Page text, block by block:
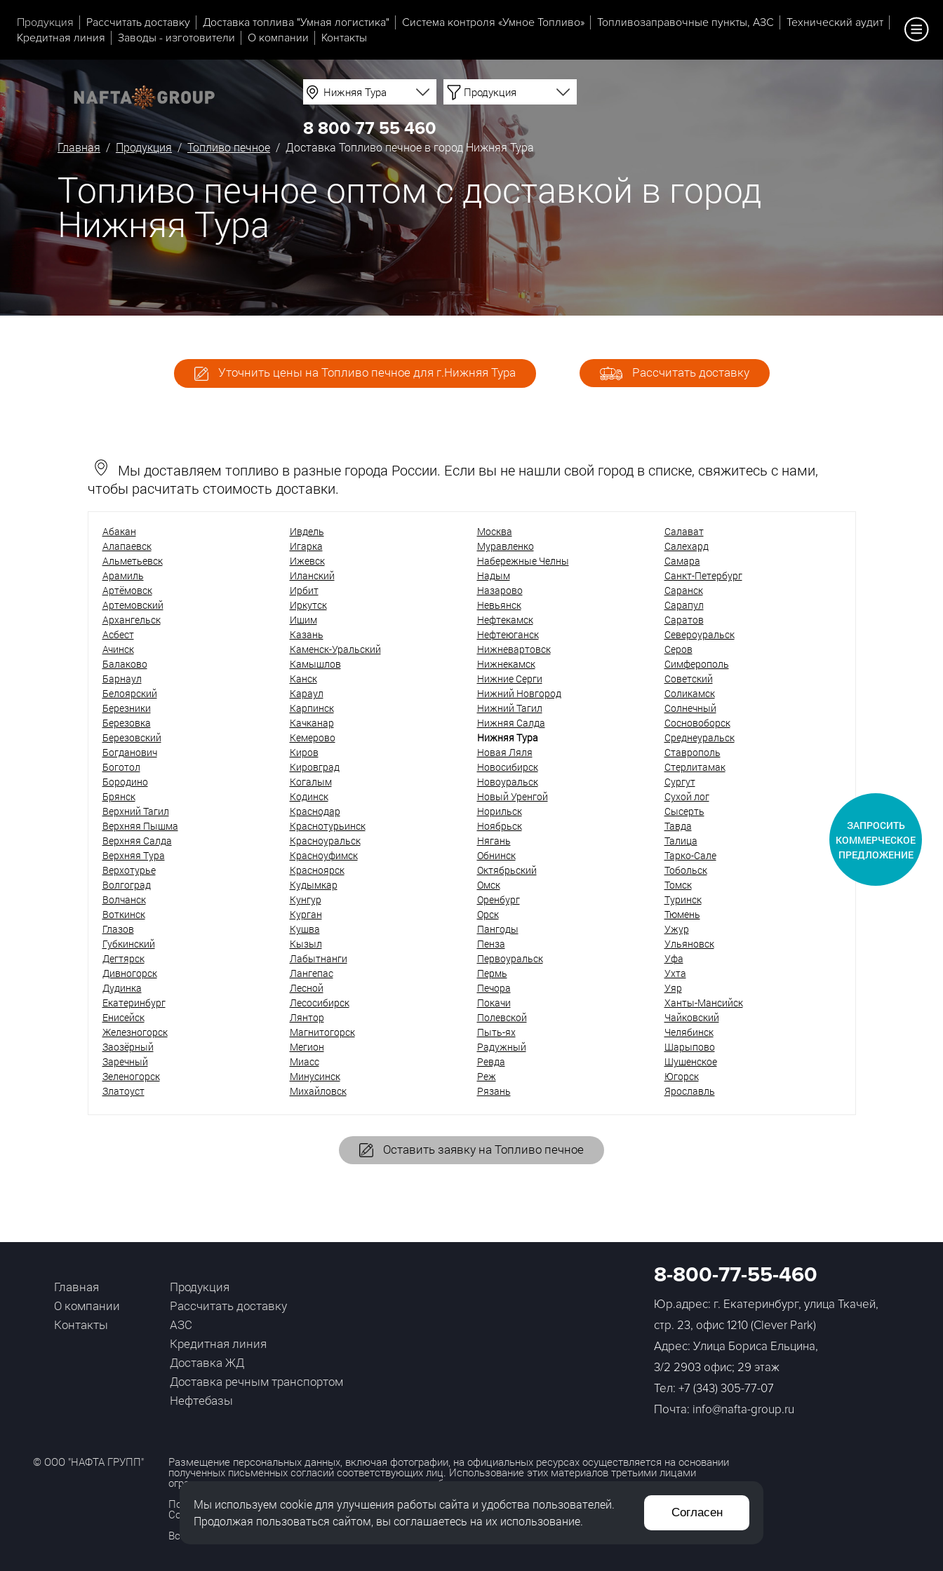
Продукция Рассчитать доставку Доставка топлива "Умная логистика" Система контроля «Умное Топливо» Топливозаправочные пункты, АЗС
Технический аудит
Кредитная линия
Заводы - изготовители О компании Контакты
Нижняя Тура Продукция
8 800 77 55 460
Главная / Продукция/Топливо печное / Доставка Топливо печное в город Нижняя Тура
Топливо печное оптом с доставкой в город
Нижняя Тура
Уточнить цены на Топливо печное для г.Нижняя Тура Рассчитать доставку
Мы доставляем топливо в разные города России. Если вы не нашли свой город в списке, свяжитесь с нами,
чтобы расчитать стоимость доставки.
Абакан
Алапаевск
Альметьевск
Арамиль
Артёмовск
Артемовский
Архангельск
Асбест
Ачинск
Балаково
Барнаул
Белоярский
Березники
Березовка
Березовский
Богданович
Боготол
Бородино
Брянск
Верхний Тагил
Верхняя Пышма
Верхняя Салда
Верхняя Тура
Верхотурье
Волгоград
Волчанск
Воткинск
Глазов
Губкинский
Дегтярск
Дивногорск
Дудинка
Екатеринбург
Енисейск
Железногорск
Заозёрный
Заречный
Зеленогорск
Златоуст
Ивдель
Игарка
Ижевск
Иланский
Ирбит
Иркутск
Ишим
Казань
Каменск-Уральский
Камышлов
Канск
Караул
Карпинск
Качканар
Кемерово
Киров
Кировград
Когалым
Кодинск
Краснодар
Краснотурьинск
Красноуральск
Красноуфимск
Красноярск
Кудымкар
Кунгур
Курган
Кушва
Кызыл
Лабытнанги
Лангепас
Лесной
Лесосибирск
Лянтор
Магнитогорск
Мегион
Миасс
Минусинск
Михайловск
Москва
Муравленко
Набережные Челны
Надым
Назарово
Невьянск
Нефтекамск
Нефтеюганск
Нижневартовск
Нижнекамск
Нижние Серги
Нижний Новгород
Нижний Тагил
Нижняя Салда
Нижняя Тура
Новая Ляля
Новосибирск
Новоуральск
Новый Уренгой
Норильск
Ноябрьск
Нягань
Обнинск
Октябрьский
Омск
Оренбург
Орск
Пангоды
Пенза
Первоуральск
Пермь
Печора
Покачи
Полевской
Пыть-ях
Радужный
Ревда
Реж
Рязань
Салават
Салехард
Самара
Санкт-Петербург
Саранск
Сарапул
Саратов
Североуральск
Серов
Симферополь
Советский
Соликамск
Солнечный
Сосновоборск
Среднеуральск
Ставрополь
Стерлитамак
Сургут
Сухой лог
Сысерть
Тавда
Талица
Тарко-Сале
Тобольск
Томск
Туринск
Тюмень
Ужур
Ульяновск
Уфа
Ухта
Уяр
Ханты-Мансийск
Чайковский
Челябинск
Шарыпово
Шушенское
Югорск
Ярославль
Оставить заявку на Топливо печное
Главная
О компании
Контакты
Продукция
Рассчитать доставку
АЗС
Кредитная линия
Доставка ЖД
Доставка речным транспортом
Нефтебазы
8-800-77-55-460
Юр.адрес: г. Екатеринбург, улица Ткачей,
стр. 23, офис 1210 (Clever Park)
Адрес: Улица Бориса Ельцина,
3/2 2903 офис; 29 этаж
Тел: +7 (343) 305-77-07
Почта: info@nafta-group.ru
© ООО "НАФТА ГРУПП" Размещение персональных данных, включая фотографии, на официальных ресурсах осуществляется на основании
полученных письменных согласий соответствующих лиц. Использование этих материалов третьими лицами
ограничено и допускается только с разрешения правообладателя.
Политика обработки персональных данных
Согласие на обработку персональных данных
Все права защищены
ЗАПРОСИТЬ
КОММЕРЧЕСКОЕ
ПРЕДЛОЖЕНИЕ
Мы используем cookie для улучшения работы сайта и удобства пользователей.
Продолжая пользоваться сайтом, вы соглашаетесь на их использование.
Согласен